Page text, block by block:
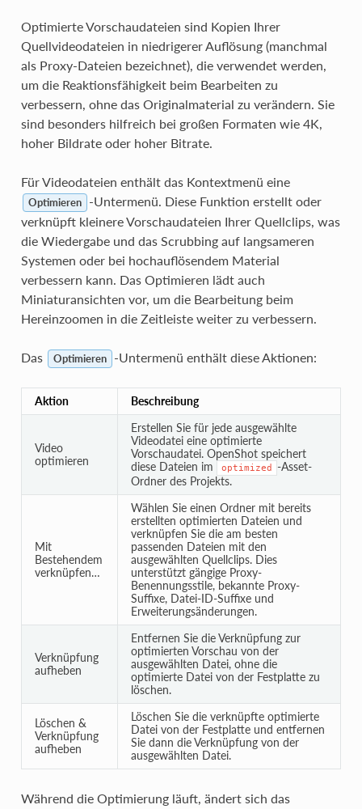
Optimierte Vorschaudateien sind Kopien Ihrer
Quellvideodateien in niedrigerer Auflösung (manchmal
als Proxy-Dateien bezeichnet), die verwendet werden,
um die Reaktionsfähigkeit beim Bearbeiten zu
verbessern, ohne das Originalmaterial zu verändern. Sie
sind besonders hilfreich bei großen Formaten wie 4K,
hoher Bildrate oder hoher Bitrate.
Für Videodateien enthält das Kontextmenü eine
Optimieren
-Untermenü. Diese Funktion erstellt oder
verknüpft kleinere Vorschaudateien Ihrer Quellclips, was
die Wiedergabe und das Scrubbing auf langsameren
Systemen oder bei hochauflösendem Material
verbessern kann. Das Optimieren lädt auch
Miniaturansichten vor, um die Bearbeitung beim
Hereinzoomen in die Zeitleiste weiter zu verbessern.
Das Optimieren -Untermenü enthält diese Aktionen:
Aktion Beschreibung
Video
optimieren
Erstellen Sie für jede ausgewählte
Videodatei eine optimierte
Vorschaudatei. OpenShot speichert
diese Dateien im
optimized
-Asset-
Ordner des Projekts.
Mit
Bestehendem
verknüpfen…
Wählen Sie einen Ordner mit bereits
erstellten optimierten Dateien und
verknüpfen Sie die am besten
passenden Dateien mit den
ausgewählten Quellclips. Dies
unterstützt gängige Proxy-
Benennungsstile, bekannte Proxy-
Suffixe, Datei-ID-Suffixe und
Erweiterungsänderungen.
Verknüpfung
aufheben
Entfernen Sie die Verknüpfung zur
optimierten Vorschau von der
ausgewählten Datei, ohne die
optimierte Datei von der Festplatte zu
löschen.
Löschen &
Verknüpfung
aufheben
Löschen Sie die verknüpfte optimierte
Datei von der Festplatte und entfernen
Sie dann die Verknüpfung von der
ausgewählten Datei.
Während die Optimierung läuft, ändert sich das